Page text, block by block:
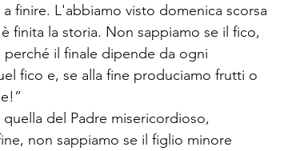
finire. L'abbiamo visto domenica scorsa
finita la storia. Non sappiamo se il fico,
il finale dipende da ogni
fico e, se alla fine produciamo frutti o
del Padre misericordioso,
non sappiamo se il figlio minore